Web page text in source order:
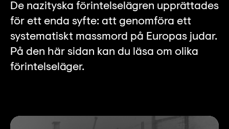
De nazityska förintelselägren upprättades
för ett enda syfte: att genomföra ett
systematiskt massmord på Europas judar.
På den här sidan kan du läsa om olika
förintelseläger.